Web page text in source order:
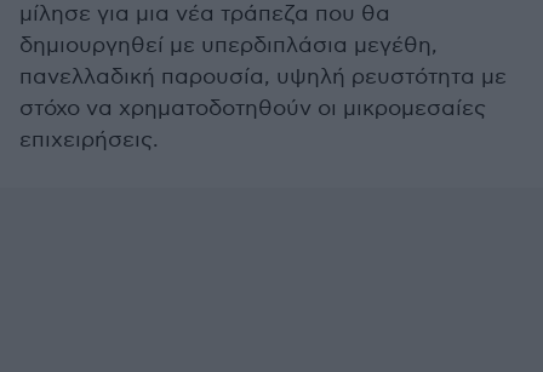
μίλησε για μια νέα τράπεζα που θα
δημιουργηθεί με υπερδιπλάσια μεγέθη,
πανελλαδική παρουσία, υψηλή ρευστότητα με
στόχο να χρηματοδοτηθούν οι μικρομεσαίες
επιχειρήσεις.